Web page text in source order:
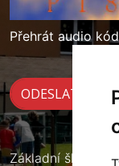
Přehrát audio kód
Základní škola